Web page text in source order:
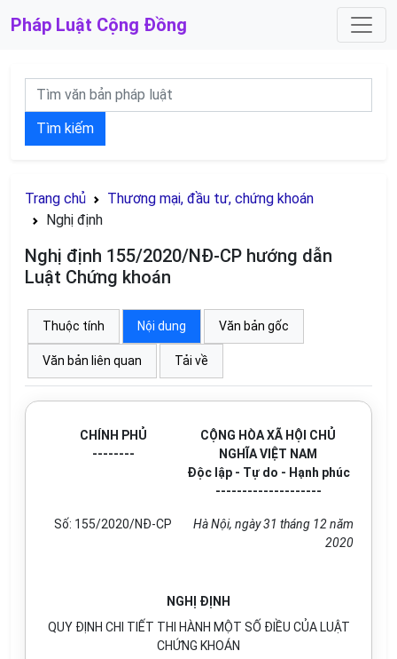
Pháp Luật Cộng Đồng
Tìm kiếm
Trang chủ
Thương mại, đầu tư, chứng khoán
Nghị định
Nghị định 155/2020/NĐ-CP hướng dẫn
Luật Chứng khoán
Thuộc tính Nội dung Văn bản gốc
Văn bản liên quan Tải về
CHÍNH PHỦ
--------
CỘNG HÒA XÃ HỘI CHỦ
NGHĨA VIỆT NAM
Độc lập - Tự do - Hạnh phúc
--------------------
Số: 155/2020/NĐ-CP
Hà Nội, ngày 31 tháng 12 năm
2020
NGHỊ ĐỊNH
QUY ĐỊNH CHI TIẾT THI HÀNH MỘT SỐ ĐIỀU CỦA LUẬT
CHỨNG KHOÁN